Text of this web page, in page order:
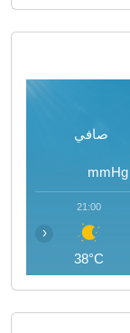
صافي
mmHg
21:00
38°C
‹